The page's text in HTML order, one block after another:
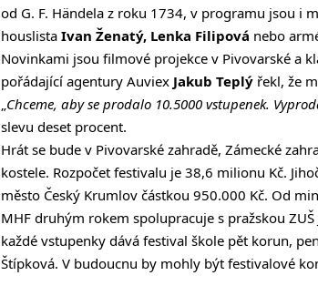
od G. F. Händela z roku 1734, v programu jsou i
houslista Ivan Ženatý, Lenka Filipová nebo
Novinkami jsou filmové projekce v Pivovarské a
pořádající agentury Auviex Jakub Teplý řekl, že
„Chceme, aby se prodalo 10.5000 vstupenek.
slevu deset procent.
Hrát se bude v Pivovarské zahradě, Zámecké
kostele. Rozpočet festivalu je 38,6 milionu Kč.
město Český Krumlov částkou 950.000 Kč. Od
MHF druhým rokem spolupracuje s pražskou
každé vstupenky dává festival škole pět korun,
Štípková. V budoucnu by mohly být festivalové